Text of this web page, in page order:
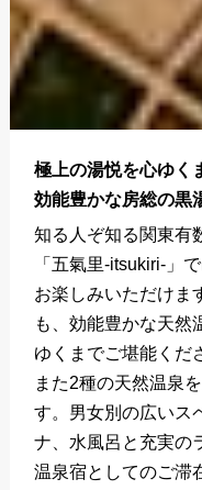
極上の湯悦を心ゆく
効能豊かな房総の黒
知る人ぞ知る関東有
「五氣里-itsukiri-」
お楽しみいただけま
も、効能豊かな天然
ゆくまでご堪能くだ
また2種の天然温泉
す。男女別の広いス
ナ、水風呂と充実の
温泉宿としてのご滞